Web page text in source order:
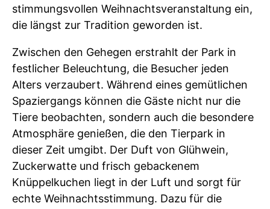
stimmungsvollen Weihnachtsveranstaltung ein,
die längst zur Tradition geworden ist.
Zwischen den Gehegen erstrahlt der Park in
festlicher Beleuchtung, die Besucher jeden
Alters verzaubert. Während eines gemütlichen
Spaziergangs können die Gäste nicht nur die
Tiere beobachten, sondern auch die besondere
Atmosphäre genießen, die den Tierpark in
dieser Zeit umgibt. Der Duft von Glühwein,
Zuckerwatte und frisch gebackenem
Knüppelkuchen liegt in der Luft und sorgt für
echte Weihnachtsstimmung. Dazu für die